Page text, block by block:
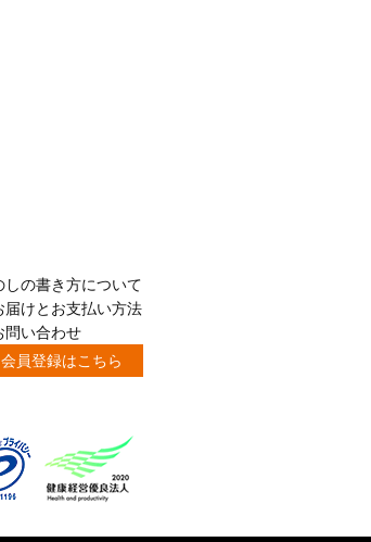
しの書き方について
届けとお支払い方法
問い合わせ
会員登録はこちら